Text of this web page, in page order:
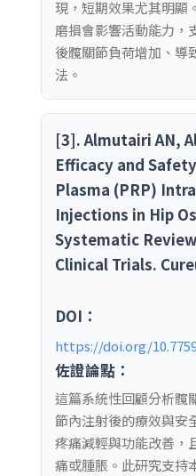
現，短期效果尤其明顯
磨損會影響活動能力，
後髖關節負荷增加、導
法。
[3]. Almutairi AN,
Efficacy and
Plasma (PRP)
Injections in Hip
Systematic
Clinical Trials.
DOI：
https://doi.org/
佐證論點：
這篇系統性回顧分析髖
節內注射後的療效與安
疼痛減輕與功能改善，
痛或腫脹。此研究支持